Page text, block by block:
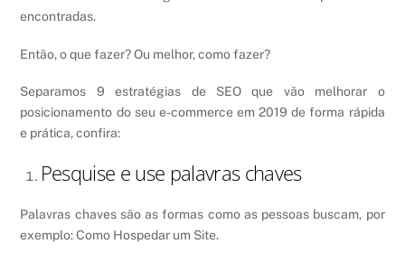
encontradas.
Então, o que fazer? Ou melhor, como fazer?
Separamos 9 estratégias de SEO que vão melhorar o
posicionamento do seu e-commerce em 2019 de forma rápida
e prática, confira:
Pesquise e use palavras chaves
Palavras chaves são as formas como as pessoas buscam, por
exemplo: Como Hospedar um Site.